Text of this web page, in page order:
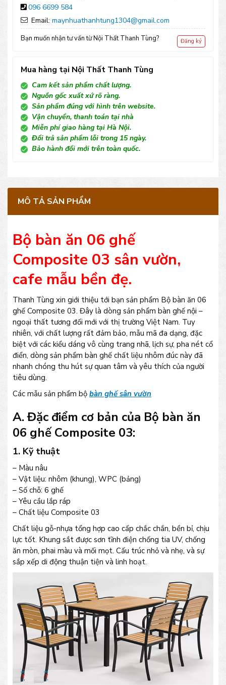
số
lượng
096 6699 584
Email: maynhuathanhtung1304@gmail.com
Bạn muốn nhận tư vấn từ Nội Thất Thanh Tùng? Đăng ký
Mua hàng tại Nội Thất Thanh Tùng
Cam kết sản phẩm chất lượng.
Nguồn gốc xuất xứ rõ ràng.
Sản phẩm đúng với hình trên website.
Vận chuyển, thanh toán tại nhà
Miễn phí giao hàng tại Hà Nội.
Đổi trả sản phẩm lỗi trong 15 ngày.
Bảo hành đổi mới trên toàn quốc.
MÔ TẢ SẢN PHẨM
Bộ bàn ăn 06 ghế
Composite 03 sân vườn,
cafe mẫu bền đẹ.
Thanh Tùng xin giới thiệu tới bạn sản phẩm Bộ bàn ăn 06
ghế Composite 03. Đây là dòng sản phẩm bàn ghế nội –
ngoại thất tương đối mới với thị trường Việt Nam. Tuy
nhiên, với chất lượng rất đảm bảo, mẫu mã đa dạng, đặc
biệt với các kiểu dáng vô cùng trang nhã, lịch sự, pha nét cổ
điển, dòng sản phẩm bàn ghế chất liệu nhôm đúc này đã
nhanh chóng thu hút sự quan tâm và yêu thích của người
tiêu dùng.
Các mẫu sản phẩm bộ bàn ghế sân vườn
A. Đặc điểm cơ bản của Bộ bàn ăn
06 ghế Composite 03:
1. Kỹ thuật
– Màu nâu
– Vật liệu: nhôm (khung), WPC (bảng)
– Số chỗ: 6 ghế
– Yêu cầu lắp ráp
– Chất liệu Composite 03
Chất liệu gỗ-nhựa tổng hợp cao cấp chắc chắn, bền bỉ, chịu
lực tốt. Khung sắt được sơn tĩnh điện chống tia UV, chống
ăn mòn, phai màu và mối mọt. Cấu trúc nhỏ và nhẹ, và sự
sắp xếp di động thuận tiện và linh hoạt.